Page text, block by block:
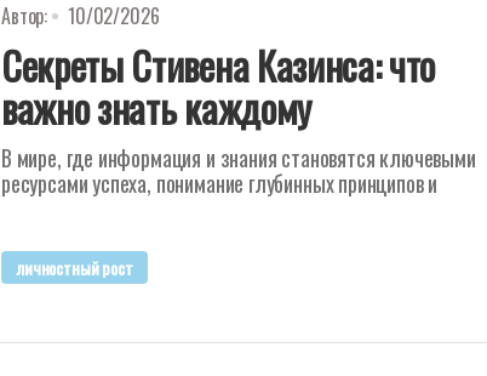
Автор: 10/02/2026
Секреты Стивена Казинса: что
важно знать каждому
В мире, где информация и знания становятся ключевыми
ресурсами успеха, понимание глубинных принципов и
личностный рост